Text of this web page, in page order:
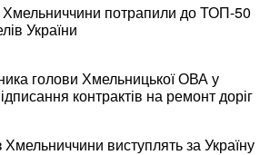
Хмельниччини потрапили до ТОП-50
України
голови Хмельницької ОВА у
контрактів на ремонт доріг
виступлять за Україну